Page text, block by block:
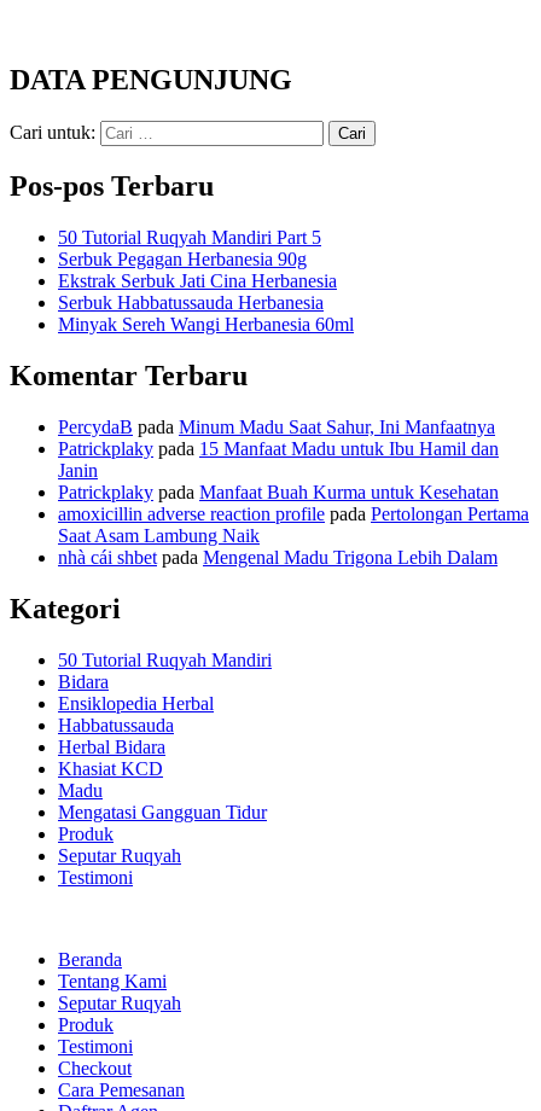
DATA PENGUNJUNG
Cari untuk:
Pos-pos Terbaru
50 Tutorial Ruqyah Mandiri Part 5
Serbuk Pegagan Herbanesia 90g
Ekstrak Serbuk Jati Cina Herbanesia
Serbuk Habbatussauda Herbanesia
Minyak Sereh Wangi Herbanesia 60ml
Komentar Terbaru
PercydaB pada Minum Madu Saat Sahur, Ini Manfaatnya
Patrickplaky pada 15 Manfaat Madu untuk Ibu Hamil dan
Janin
Patrickplaky pada Manfaat Buah Kurma untuk Kesehatan
amoxicillin adverse reaction profile pada Pertolongan Pertama
Saat Asam Lambung Naik
nhà cái shbet pada Mengenal Madu Trigona Lebih Dalam
Kategori
50 Tutorial Ruqyah Mandiri
Bidara
Ensiklopedia Herbal
Habbatussauda
Herbal Bidara
Khasiat KCD
Madu
Mengatasi Gangguan Tidur
Produk
Seputar Ruqyah
Testimoni
Beranda
Tentang Kami
Seputar Ruqyah
Produk
Testimoni
Checkout
Cara Pemesanan